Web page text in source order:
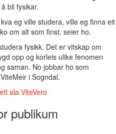
bli fysikar.
eg ville studera, ville eg finna eit
om alt som finst, seier ho.
fysikk. Det er vitskap om
opp og korleis ulike fenomen
saman. No jobbar ho som
i Sogndal.
ala ViteVero
publikum